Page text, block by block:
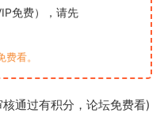
免费），请先
看。
通过有积分，论坛免费看)